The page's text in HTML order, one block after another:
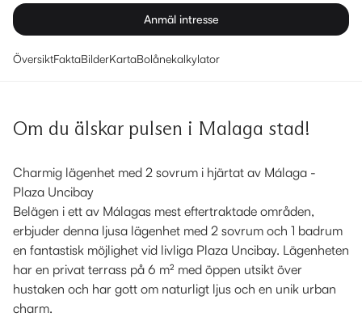
Anmäl intresse
ÖversiktFaktaBilderKartaBolånekalkylator
Om du älskar pulsen i Malaga stad!
Charmig lägenhet med 2 sovrum i hjärtat av Málaga -
Plaza Uncibay
Belägen i ett av Málagas mest eftertraktade områden,
erbjuder denna ljusa lägenhet med 2 sovrum och 1 badrum
en fantastisk möjlighet vid livliga Plaza Uncibay. Lägenheten
har en privat terrass på 6 m² med öppen utsikt över
hustaken och har gott om naturligt ljus och en unik urban
charm.